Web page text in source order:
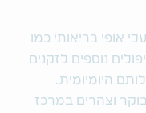
אופי בריאותי כמו
נוספים לזקנים
היומיומית.
וצהרים במרכז